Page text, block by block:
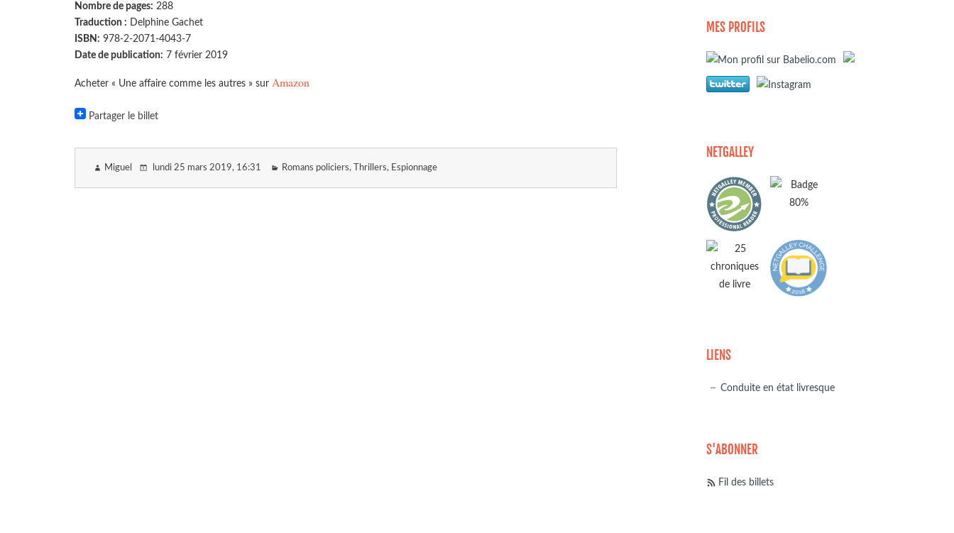
Nombre de pages: 288
Traduction : Delphine Gachet
ISBN: 978-2-2071-4043-7
Date de publication: 7 février 2019
Acheter « Une affaire comme les autres » sur Amazon
Partager le billet
Miguel lundi 25 mars 2019, 16:31 Romans policiers, Thrillers, Espionnage
MES PROFILS
NETGALLEY
LIENS
Conduite en état livresque
S'ABONNER
Fil des billets